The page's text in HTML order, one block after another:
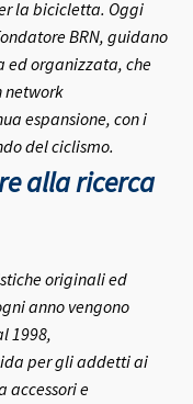
la bicicletta. Oggi
BRN, guidano
ed organizzata, che
network
espansione, con i
del ciclismo.
alla ricerca
originali ed
anno vengono
1998,
per gli addetti ai
accessori e